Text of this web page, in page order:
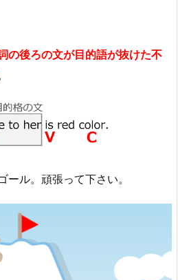
の後ろの文が目的語が抜けた不
ール。頑張って下さい。